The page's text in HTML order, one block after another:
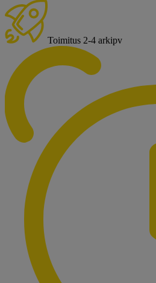
Toimitus 2-4 arkipv